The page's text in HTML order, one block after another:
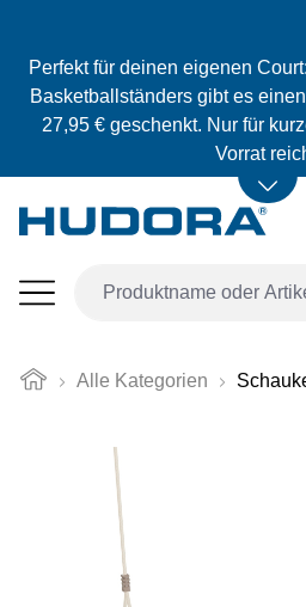
Perfekt für deinen eigenen
Basketballständers gibt es
27,95 € geschenkt. Nur für
Vorrat
Alle Kategorien
Bildergalerie überspringen